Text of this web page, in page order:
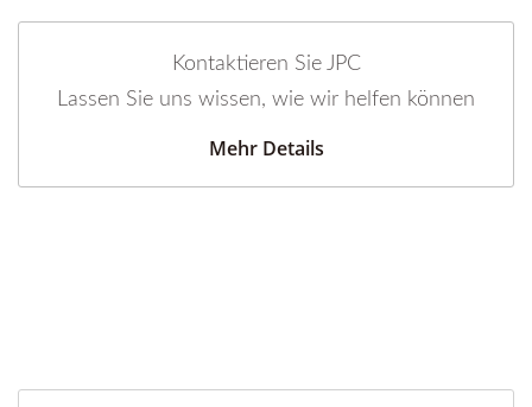
Kontaktieren Sie JPC
Lassen Sie uns wissen, wie wir helfen können
Mehr Details